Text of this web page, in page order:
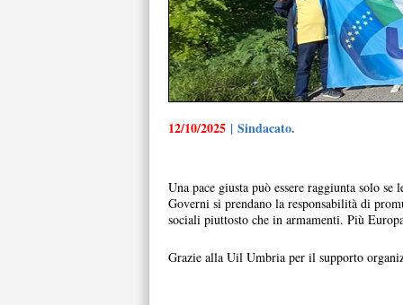
12/10/2025 | Sindacato.
Una pace giusta può essere raggiunta solo
Governi si prendano la responsabilità di
sociali piuttosto che in armamenti. Più
Grazie alla Uil Umbria per il supporto